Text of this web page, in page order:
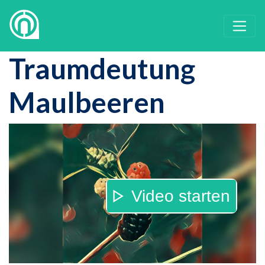
Traumdeutung
Maulbeeren
Video starten